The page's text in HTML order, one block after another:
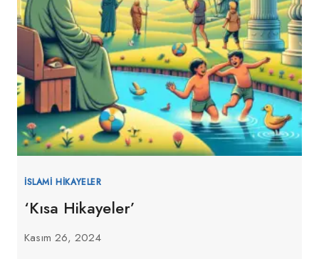
İSLAMI HIKAYELER
‘Kısa Hikayeler’
Kasım 26, 2024